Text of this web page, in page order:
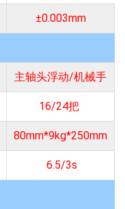
±0.003mm
主轴头浮动/机械手
16/24把
80mm*9kg*250mm
6.5/3s